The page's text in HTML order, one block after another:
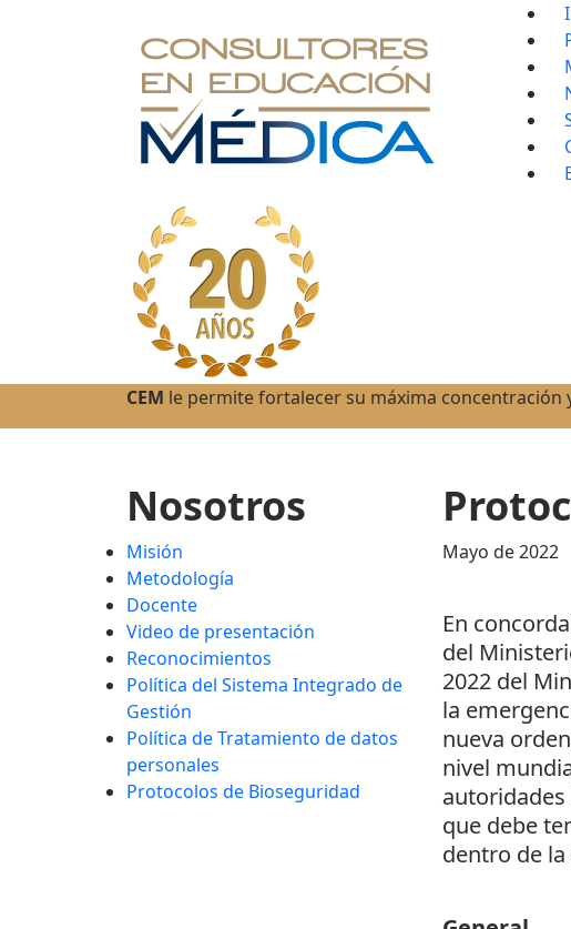
CEM le permite fortalecer su máxima
Nosotros
Misión
Metodología
Docente
Video de presentación
Reconocimientos
Política del Sistema Integrado de
Gestión
Política de Tratamiento de datos
personales
Protocolos de Bioseguridad
Mayo de 2022
En
del
2022 del
la
nueva
nivel
que debe
dentro de